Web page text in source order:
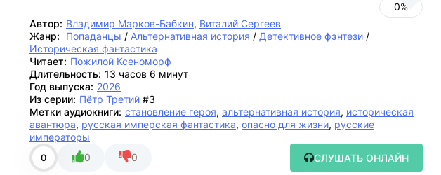
0%
Автор: Владимир Марков-Бабкин, Виталий Сергеев
Жанр:
Попаданцы / Альтернативная история / Детективное фэнтези /
Историческая фантастика
Читает: Пожилой Ксеноморф
Длительность: 13 часов 6 минут
Год выпуска: 2026
Из серии: Пётр Третий #3
Метки аудиокниги: становление героя, альтернативная история, историческая
авантюра, русская имперская фантастика, опасно для жизни, русские
императоры
0 0 0 СЛУШАТЬ ОНЛАЙН